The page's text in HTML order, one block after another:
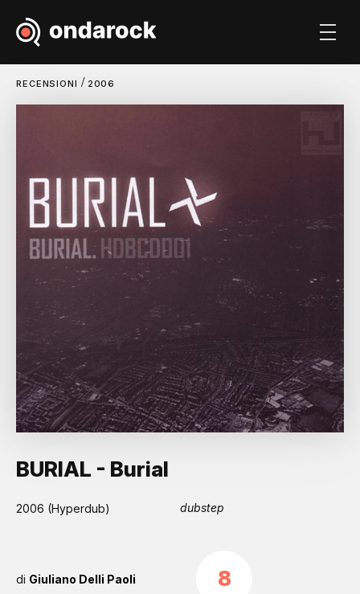
RECENSIONI / 2006
BURIAL - Burial
2006 (Hyperdub) dubstep
di Giuliano Delli Paoli 8